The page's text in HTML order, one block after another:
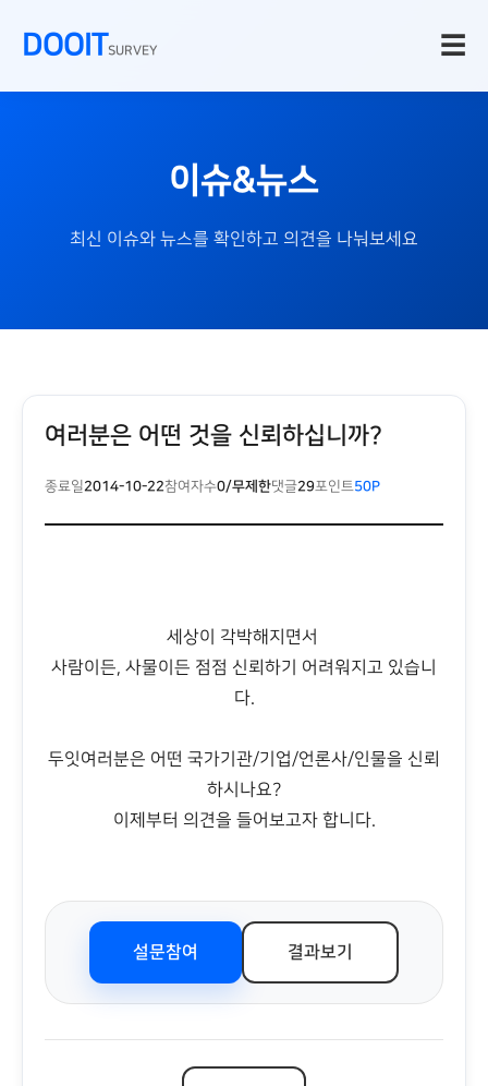
DOOITSURVEY ☰
이슈&뉴스
최신 이슈와 뉴스를 확인하고 의견을 나눠보세요
여러분은 어떤 것을 신뢰하십니까?
종료일2014-10-22참여자수0/무제한댓글29포인트50P
세상이 각박해지면서
사람이든, 사물이든 점점 신뢰하기 어려워지고 있습니
다.
두잇여러분은 어떤 국가기관/기업/언론사/인물을 신뢰
하시나요?
이제부터 의견을 들어보고자 합니다.
설문참여 결과보기